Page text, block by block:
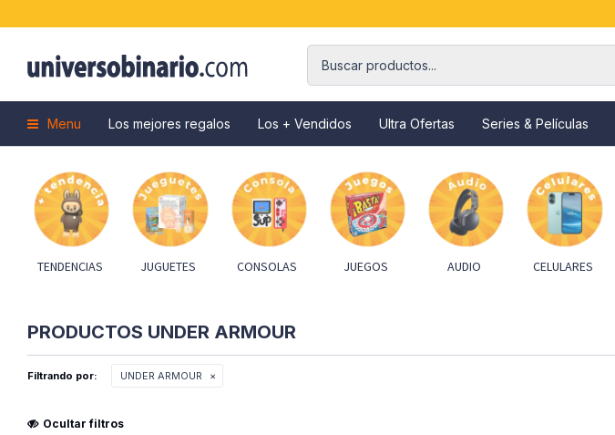
Menu Los mejores regalos Los + Vendidos Ultra Ofertas Series & Películas
TENDENCIAS JUGUETES CONSOLAS JUEGOS AUDIO CELULARES
PRODUCTOS UNDER ARMOUR
Filtrando por: UNDER ARMOUR
Ocultar filtros